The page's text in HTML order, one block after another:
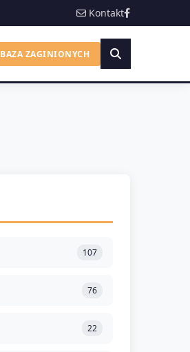
Kontakt
BAZA ZAGINIONYCH
107
76
22